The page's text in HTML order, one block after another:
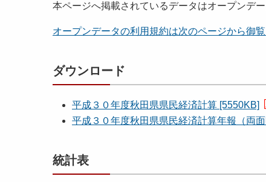
本ページへ掲載されているデータはオープンデー
オープンデータの利用規約は次のページから御覧
ダウンロード
平成３０年度秋田県県民経済計算 [5550KB]
平成３０年度秋田県県民経済計算年報（両
統計表